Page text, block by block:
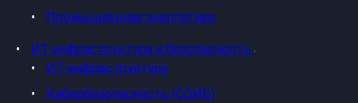
Промышленная энергетика
ИТ-инфраструктура и безопасность
ИТ-инфраструктура
Кибербезопасность (СОИБ)